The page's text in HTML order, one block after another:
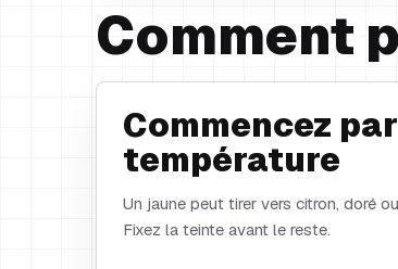
Comment
Commencez
température
Un jaune peut tirer vers citron, doré
Fixez la teinte avant le reste.